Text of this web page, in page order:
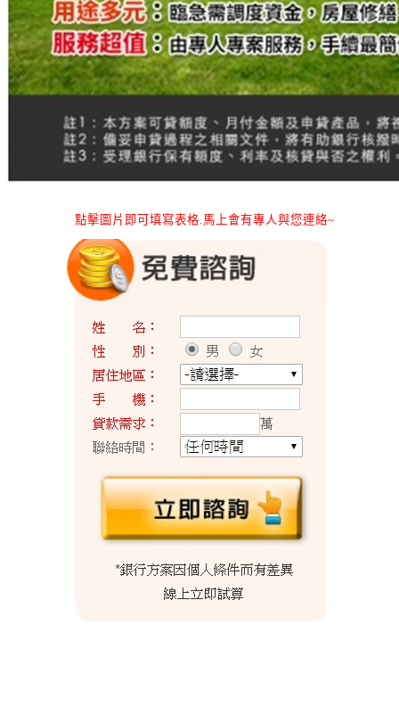
點擊圖片即可填寫表格.馬上會有專人與您連絡~